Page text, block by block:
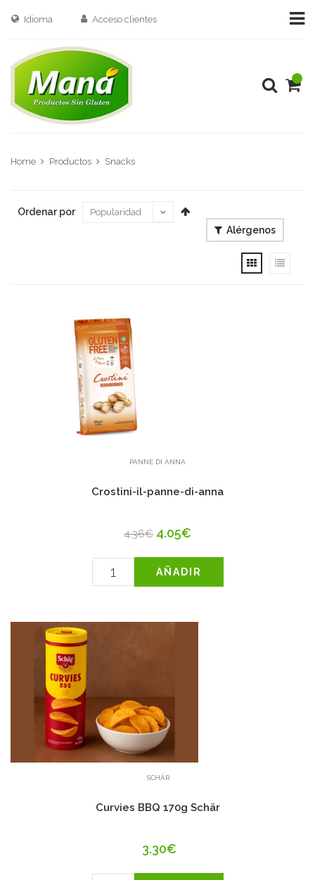
Idioma Acceso clientes
Home Productos Snacks
Ordenar por
Alérgenos
PANNE DI ANNA
Crostini-il-panne-di-anna
4.36€ 4.05€
AÑADIR
SCHÄR
Curvies BBQ 170g Schär
3.30€